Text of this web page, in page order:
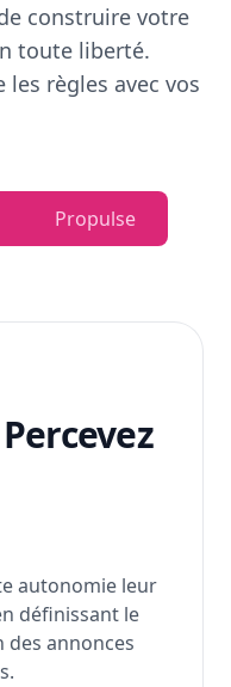
construire votre
toute liberté.
les règles avec vos
Propulse
Percevez
autonomie leur
définissant le
annonces